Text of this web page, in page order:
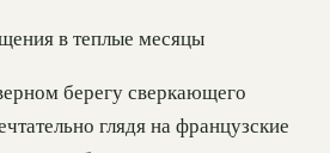
в теплые месяцы
берегу сверкающего
глядя на французские